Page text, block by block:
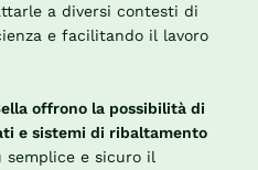
a diversi contesti di
e facilitando il lavoro
offrono la possibilità di
e sistemi di ribaltamento
semplice e sicuro il